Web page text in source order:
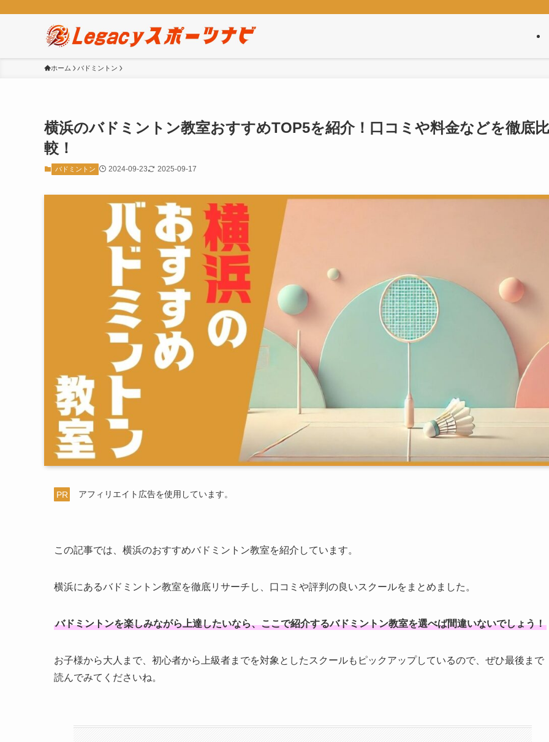
ホーム バドミントン
横浜のバドミントン教室おすすめTOP5を紹介！口コミや料金などを徹底比
較！
バドミントン 2024-09-23 2025-09-17
PR アフィリエイト広告を使用しています。
この記事では、横浜のおすすめバドミントン教室を紹介しています。
横浜にあるバドミントン教室を徹底リサーチし、口コミや評判の良いスクールをまとめました。
バドミントンを楽しみながら上達したいなら、ここで紹介するバドミントン教室を選べば間違いないでしょう！
お子様から大人まで、初心者から上級者までを対象としたスクールもピックアップしているので、ぜひ最後まで
読んでみてくださいね。